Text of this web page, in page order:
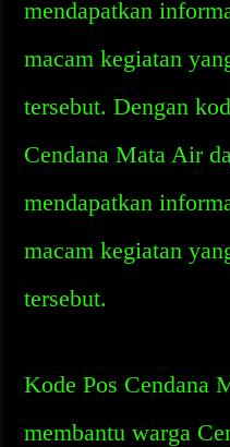
mendapatkan
macam kegiatan
tersebut. Dengan
Cendana Mata Air
mendapatkan
macam kegiatan
tersebut.
Kode Pos Cendana
membantu warga